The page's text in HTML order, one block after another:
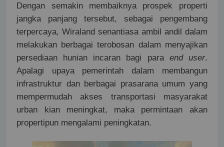
Dengan semakin membaiknya prospek properti
jangka panjang tersebut, sebagai pengembang
terpercaya, Wiraland senantiasa ambil andil dalam
melakukan berbagai terobosan dalam menyajikan
persediaan hunian incaran bagi para end user.
Apalagi upaya pemerintah dalam membangun
infrastruktur dan berbagai prasarana umum yang
mempermudah akses transportasi masyarakat
urban kian meningkat, maka permintaan akan
propertipun mengalami peningkatan.